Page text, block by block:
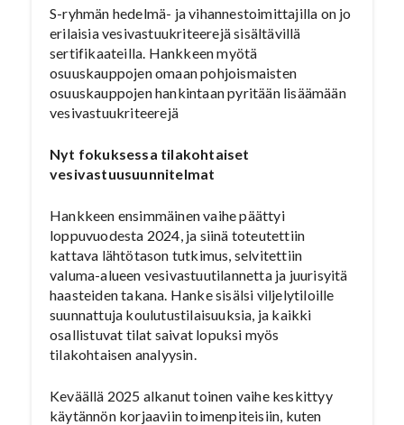
S-ryhmän hedelmä- ja vihannestoimittajilla on jo
erilaisia vesivastuukriteerejä sisältävillä
sertifikaateilla. Hankkeen myötä
osuuskauppojen omaan pohjoismaisten
osuuskauppojen hankintaan pyritään lisäämään
vesivastuukriteerejä
Nyt fokuksessa tilakohtaiset
vesivastuusuunnitelmat
Hankkeen ensimmäinen vaihe päättyi
loppuvuodesta 2024, ja siinä toteutettiin
kattava lähtötason tutkimus, selvitettiin
valuma-alueen vesivastuutilannetta ja juurisyitä
haasteiden takana. Hanke sisälsi viljelytiloille
suunnattuja koulutustilaisuuksia, ja kaikki
osallistuvat tilat saivat lopuksi myös
tilakohtaisen analyysin.
Keväällä 2025 alkanut toinen vaihe keskittyy
käytännön korjaaviin toimenpiteisiin, kuten